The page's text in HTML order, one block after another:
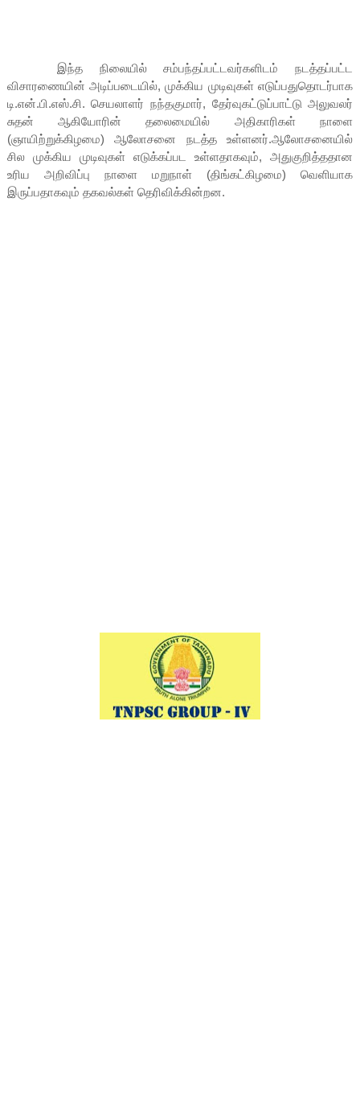
இந்த நிலையில் சம்பந்தப்பட்டவர்களிடம் நடத்தப்பட்ட
விசாரணையின் அடிப்படையில், முக்கிய முடிவுகள் எடுப்பதுதொடர்பாக
டி.என்.பி.எஸ்.சி. செயலாளர் நந்தகுமார், தேர்வுகட்டுப்பாட்டு அலுவலர்
சுதன் ஆகியோரின் தலைமையில் அதிகாரிகள் நாளை
(ஞாயிற்றுக்கிழமை) ஆலோசனை நடத்த உள்ளனர்.ஆலோசனையில்
சில முக்கிய முடிவுகள் எடுக்கப்பட உள்ளதாகவும், அதுகுறித்ததான
உரிய அறிவிப்பு நாளை மறுநாள் (திங்கட்கிழமை) வெளியாக
இருப்பதாகவும் தகவல்கள் தெரிவிக்கின்றன.